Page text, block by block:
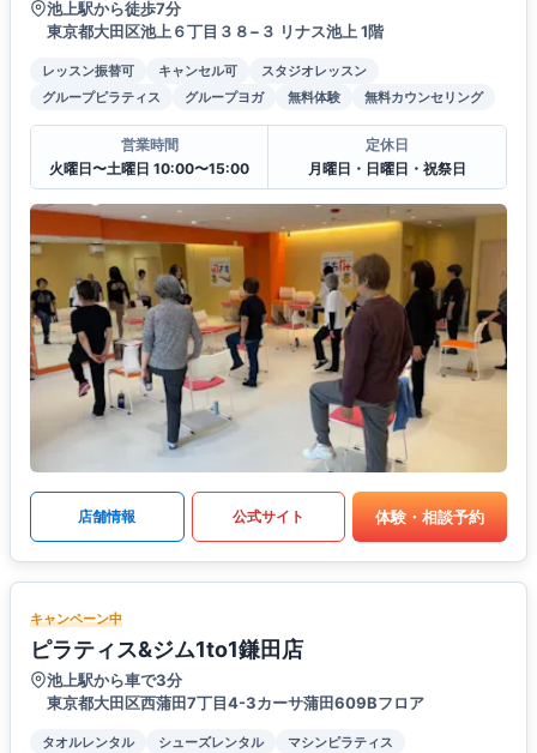
池上駅から徒歩7分
東京都大田区池上６丁目３８−３ リナス池上 1階
レッスン振替可 キャンセル可
スタジオレッスン
グループピラティス
グループヨガ 無料体験 無料カウンセリング
営業時間
火曜日〜土曜日 10:00〜15:00
定休日
月曜日・日曜日・祝祭日
店舗情報 公式サイト 体験・相談予約
キャンペーン中
ピラティス&ジム1to1鎌田店
池上駅から車で3分
東京都大田区西蒲田7丁目4-3カーサ蒲田609Bフロア
タオルレンタル シューズレンタル
マシンピラティス